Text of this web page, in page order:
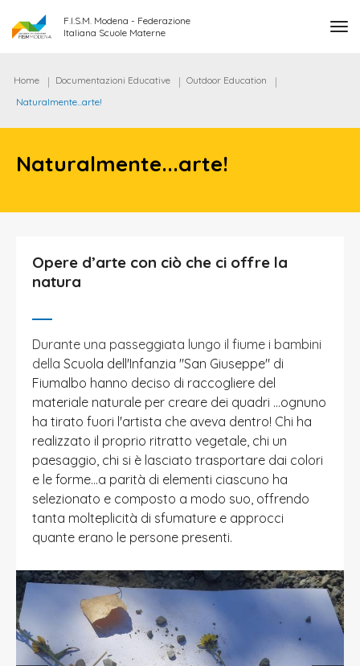
F.I.S.M. Modena - Federazione
Italiana Scuole Materne
Home Documentazioni Educative
Outdoor Education
Naturalmente...arte!
Naturalmente...arte!
Opere d’arte con ciò che ci offre la
natura
Durante una passeggiata lungo il fiume i bambini
della Scuola dell'Infanzia "San Giuseppe" di
Fiumalbo hanno deciso di raccogliere del
materiale naturale per creare dei quadri ...ognuno
ha tirato fuori l'artista che aveva dentro! Chi ha
realizzato il proprio ritratto vegetale, chi un
paesaggio, chi si è lasciato trasportare dai colori
e le forme…a parità di elementi ciascuno ha
selezionato e composto a modo suo, offrendo
tanta molteplicità di sfumature e approcci
quante erano le persone presenti.